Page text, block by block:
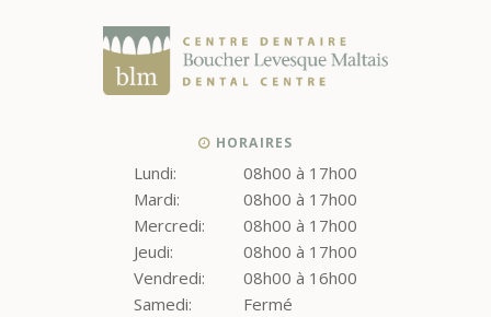
HORAIRES
Lundi:
08h00 à 17h00
Mardi:
08h00 à 17h00
Mercredi:
08h00 à 17h00
Jeudi:
08h00 à 17h00
Vendredi:
08h00 à 16h00
Samedi:
Fermé